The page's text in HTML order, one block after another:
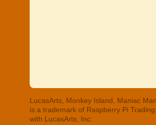
LucasArts, Monkey Island, Maniac
is a trademark of Raspberry Pi
with LucasArts, Inc.